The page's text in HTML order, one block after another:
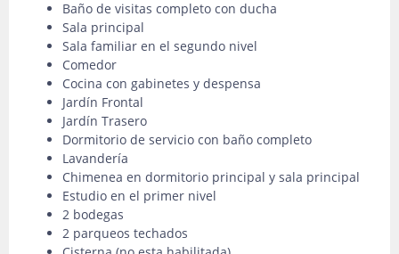
Baño de visitas completo con ducha
Sala principal
Sala familiar en el segundo nivel
Comedor
Cocina con gabinetes y despensa
Jardín Frontal
Jardín Trasero
Dormitorio de servicio con baño completo
Lavandería
Chimenea en dormitorio principal y sala principal
Estudio en el primer nivel
2 bodegas
2 parqueos techados